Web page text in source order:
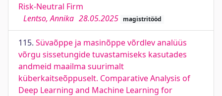
Risk-Neutral Firm
Lentso, Annika 28.05.2025 magistritööd
115. Süvaõppe ja masinõppe võrdlev analüüs
võrgu sissetungide tuvastamiseks kasutades
andmeid maailma suurimalt
küberkaitseõppuselt. Comparative Analysis of
Deep Learning and Machine Learning for